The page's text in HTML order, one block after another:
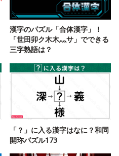
漢字のパズル「合体漢字」！
「世田卯ク木木灬サ」でできる
三字熟語は？
「？」に入る漢字はなに？和同
開珎パズル173